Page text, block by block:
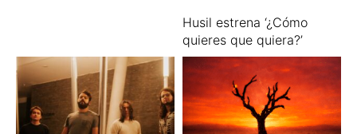
Husil estrena ‘¿Cómo
quieres que quiera?’